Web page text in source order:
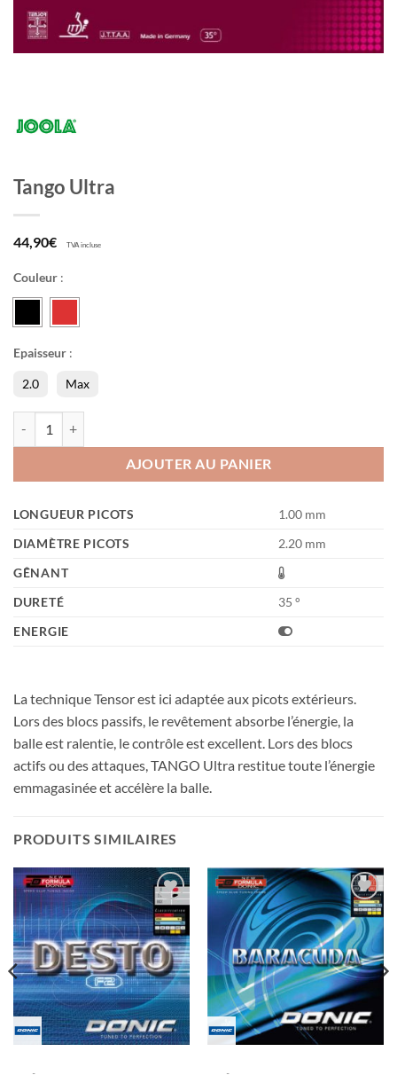
Tango Ultra
44,90€ TVA incluse
Couleur :
Epaisseur :
2.0 Max
AJOUTER AU PANIER
LONGUEUR PICOTS
1.00 mm
DIAMÈTRE PICOTS
2.20 mm
GÊNANT
DURETÉ
35 °
ENERGIE
La technique Tensor est ici adaptée aux picots extérieurs.
Lors des blocs passifs, le revêtement absorbe l’énergie, la
balle est ralentie, le contrôle est excellent. Lors des blocs
actifs ou des attaques, TANGO Ultra restitue toute l’énergie
emmagasinée et accélère la balle.
PRODUITS SIMILAIRES
Ajouter
aux
souhaits
Ajouter
aux
souhaits